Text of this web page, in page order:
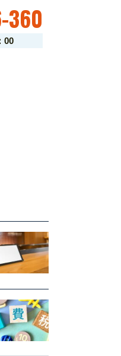
360
00